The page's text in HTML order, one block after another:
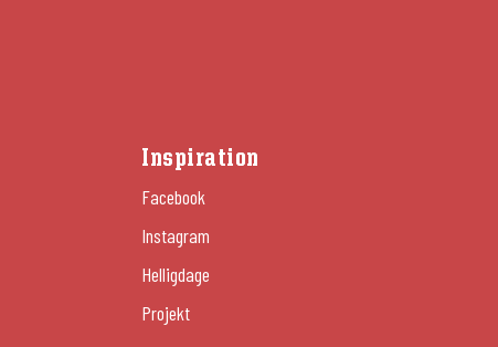
Inspiration
Facebook
Instagram
Helligdage
Projekt